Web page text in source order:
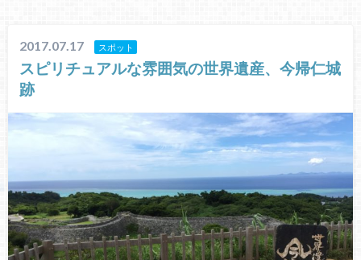
2017.07.17 スポット
スピリチュアルな雰囲気の世界遺産、今帰仁城
跡